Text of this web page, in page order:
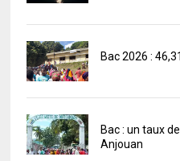
Bac 2026 :
Bac : un taux
Anjouan